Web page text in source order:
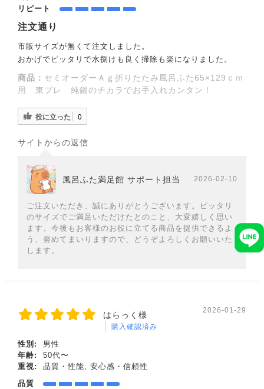
リピート
注文通り
市販サイズが無くて注文しました。
おかげでピッタリで水捌けも良く掃除も楽になりました。
商品： セミオーダーＡｇ折りたたみ風呂ふた65×129ｃｍ
用 東プレ 純銀のチカラでお手入れカンタン！
役に立った 0
サイトからの返信
風呂ふた満足館 サポート担当 2026-02-10
ご注文いただき、誠にありがとうございます。ピッタリ
のサイズでご満足いただけたとのこと、大変嬉しく思い
ます。今後もお客様のお役に立てる商品を提供できるよ
う、努めてまいりますので、どうぞよろしくお願いいた
します。
はらっく様
購入確認済み
2026-01-29
性別:
男性
年齢:
50代〜
重視:
品質・性能, 安心感・信頼性
品質